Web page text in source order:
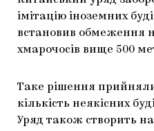
КНИЖКИ
ЯК ПІДТРИМУВАТИ
CARPATHIAN
імітацію іноземних
встановив обмеження
хмарочосів вище 500
Таке рішення
кількість неякісних
Уряд також створить